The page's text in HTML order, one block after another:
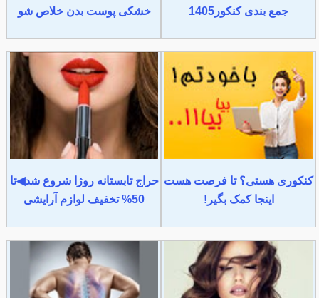
جمع بندی کنکور1405
خشکی پوست بدن خلاص شو
کنکوری هستی؟ تا فرصت هست
اینجا کمک بگیر!
حراج تابستانه روژا شروع شد◀تا
50% تخفیف لوازم آرایشی